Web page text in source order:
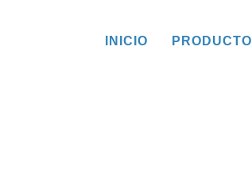
INICIO PRODUCTO